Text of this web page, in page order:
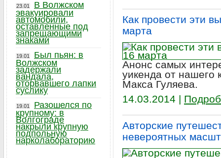
Как провести эти
марта
Анонс самых
уикенда от нашего
Макса Гуляева.
14.03.2014 |
Авторские
невероятных
23.01
В Волжском
эвакуировали
автомобили,
оставленные под
запрещающими
знаками
19.01
Был пьян: в
Волжском
задержали
вандала,
оторвавшего лапки
суслику
19.01
Разошелся по
крупному: в
Волгограде
накрыли крупную
подпольную
нарколабораторию